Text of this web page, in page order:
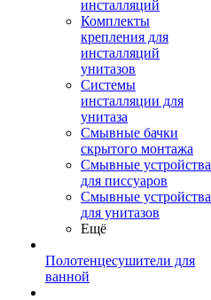
инсталляций
Комплекты
крепления для
инсталляций
унитазов
Системы
инсталляции для
унитаза
Смывные бачки
скрытого монтажа
Смывные устройства
для писсуаров
Смывные устройства
для унитазов
Ещё
Полотенцесушители для
ванной